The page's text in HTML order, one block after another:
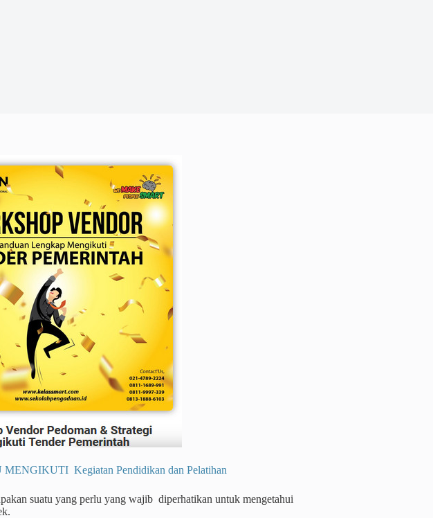
Kegiatan Pendidikan dan Pelatihan
suatu yang perlu yang wajib diperhatikan untuk mengetahui